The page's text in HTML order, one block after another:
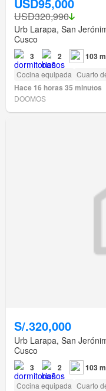
USD320,990
Urb Larapa, San
Cusco
3 2 103
Cocina equipada Cuarto
Hace 16 horas 35 minutos
DOOMOS
S/.320,000
Urb Larapa, San
Cusco
3 2 103
Cocina equipada Cuarto